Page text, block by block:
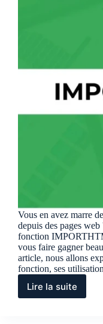
Vous en avez marre
depuis des pages web
fonction
vous faire gagner
article, nous allons
fonction, ses
Lire la suite
Fonction